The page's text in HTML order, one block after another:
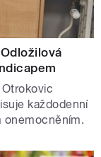
každodenní
onemocněním.